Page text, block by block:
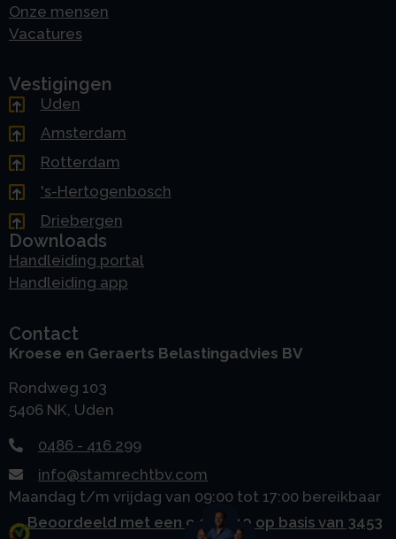
Onze mensen
Vacatures
Vestigingen
Uden
Amsterdam
Rotterdam
's-Hertogenbosch
Driebergen
Downloads
Handleiding portal
Handleiding app
Contact
Kroese en Geraerts Belastingadvies BV
Rondweg 103
5406 NK, Uden
0486 - 416 299
info@stamrechtbv.com
Maandag t/m vrijdag van 09:00 tot 17:00 bereikbaar
Beoordeeld met een 9.0 uit 10 op basis van 3453